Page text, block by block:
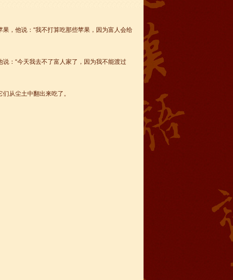
，他说：“我不打算吃那些苹果，因为富人会给
：“今天我去不了富人家了，因为我不能渡过
从尘土中翻出来吃了。